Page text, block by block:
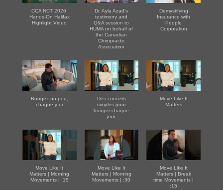
CCA NCT 2026:
Hands-On Halifax
Highlight Video
Dr. Ayla Azad's
testimony and
Q&A session to
HUMA on behalf of
the Canadian
Chiropractic
Association
Demystifying
Insurance with
People
Corporation
Bougez un peu,
chaque jour
Des conseils
simples pour
bouger chaque
jour
Move Like It
Matters
Move Like It
Matters | Morning
Movements | :15
Move Like It
Matters | Morning
Movements | :30
Move Like It
Matters | Break
time Movements |
:15